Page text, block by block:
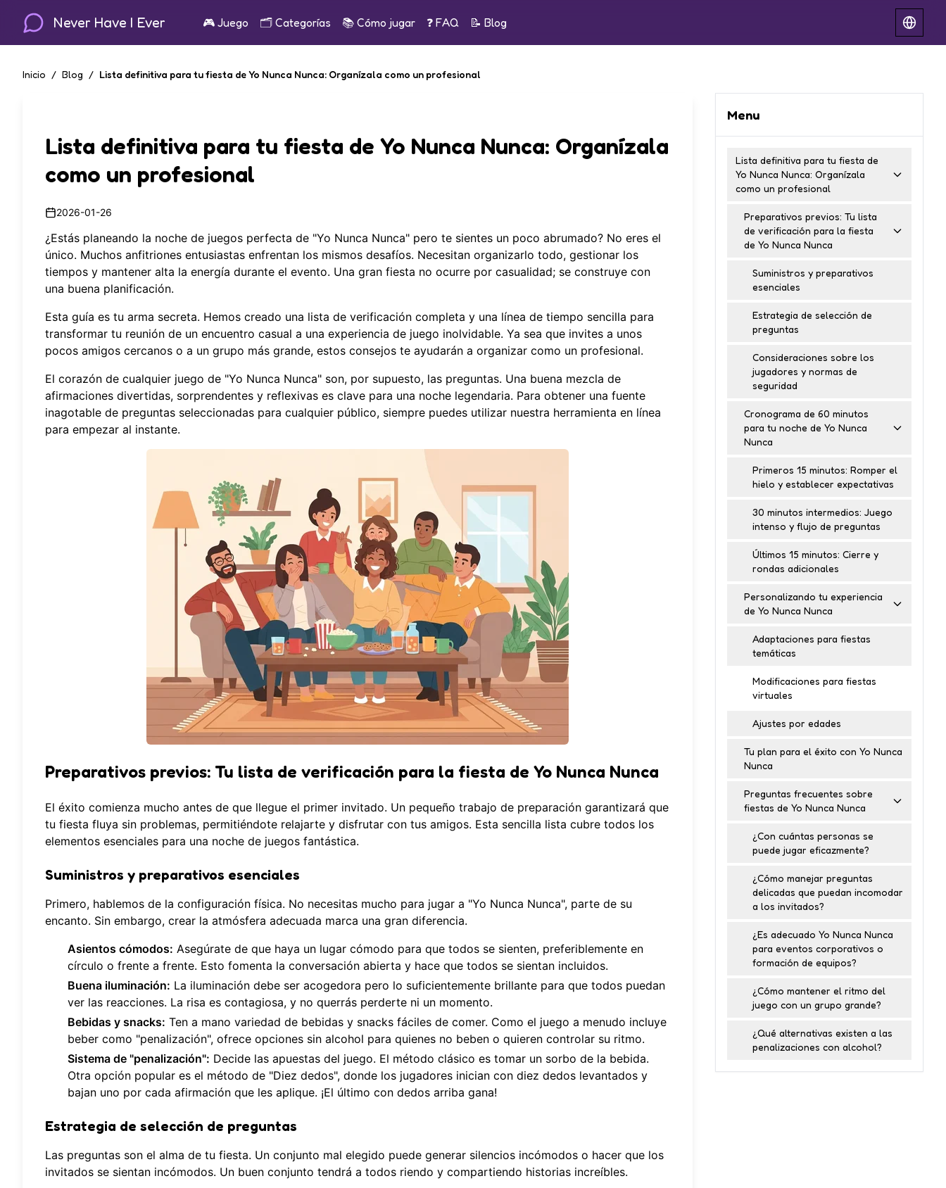
Never Have I Ever 🎮Juego 🗂️Categorías 📚Cómo jugar ❓ FAQ 📝Blog
Inicio / Blog / Lista definitiva para tu fiesta de Yo Nunca Nunca: Organízala como un profesional
Lista definitiva para tu fiesta de Yo Nunca Nunca: Organízala
como un profesional
2026-01-26
¿Estás planeando la noche de juegos perfecta de "Yo Nunca Nunca" pero te sientes un poco abrumado? No eres el
único. Muchos anfitriones entusiastas enfrentan los mismos desafíos. Necesitan organizarlo todo, gestionar los
tiempos y mantener alta la energía durante el evento. Una gran fiesta no ocurre por casualidad; se construye con
una buena planificación.
Esta guía es tu arma secreta. Hemos creado una lista de verificación completa y una línea de tiempo sencilla para
transformar tu reunión de un encuentro casual a una experiencia de juego inolvidable. Ya sea que invites a unos
pocos amigos cercanos o a un grupo más grande, estos consejos te ayudarán a organizar como un profesional.
El corazón de cualquier juego de "Yo Nunca Nunca" son, por supuesto, las preguntas. Una buena mezcla de
afirmaciones divertidas, sorprendentes y reflexivas es clave para una noche legendaria. Para obtener una fuente
inagotable de preguntas seleccionadas para cualquier público, siempre puedes utilizar nuestra herramienta en línea
para empezar al instante.
Preparativos previos: Tu lista de verificación para la fiesta de Yo Nunca Nunca
El éxito comienza mucho antes de que llegue el primer invitado. Un pequeño trabajo de preparación garantizará que
tu fiesta fluya sin problemas, permitiéndote relajarte y disfrutar con tus amigos. Esta sencilla lista cubre todos los
elementos esenciales para una noche de juegos fantástica.
Suministros y preparativos esenciales
Primero, hablemos de la configuración física. No necesitas mucho para jugar a "Yo Nunca Nunca", parte de su
encanto. Sin embargo, crear la atmósfera adecuada marca una gran diferencia.
Asientos cómodos: Asegúrate de que haya un lugar cómodo para que todos se sienten, preferiblemente en
círculo o frente a frente. Esto fomenta la conversación abierta y hace que todos se sientan incluidos.
Buena iluminación: La iluminación debe ser acogedora pero lo suficientemente brillante para que todos puedan
ver las reacciones. La risa es contagiosa, y no querrás perderte ni un momento.
Bebidas y snacks: Ten a mano variedad de bebidas y snacks fáciles de comer. Como el juego a menudo incluye
beber como "penalización", ofrece opciones sin alcohol para quienes no beben o quieren controlar su ritmo.
Sistema de "penalización": Decide las apuestas del juego. El método clásico es tomar un sorbo de la bebida.
Otra opción popular es el método de "Diez dedos", donde los jugadores inician con diez dedos levantados y
bajan uno por cada afirmación que les aplique. ¡El último con dedos arriba gana!
Estrategia de selección de preguntas
Las preguntas son el alma de tu fiesta. Un conjunto mal elegido puede generar silencios incómodos o hacer que los
invitados se sientan incómodos. Un buen conjunto tendrá a todos riendo y compartiendo historias increíbles.
Menu
Lista definitiva para tu fiesta de
Yo Nunca Nunca: Organízala
como un profesional
Preparativos previos: Tu lista
de verificación para la fiesta
de Yo Nunca Nunca
Suministros y preparativos
esenciales
Estrategia de selección de
preguntas
Consideraciones sobre los
jugadores y normas de
seguridad
Cronograma de 60 minutos
para tu noche de Yo Nunca
Nunca
Primeros 15 minutos: Romper el
hielo y establecer expectativas
30 minutos intermedios: Juego
intenso y flujo de preguntas
Últimos 15 minutos: Cierre y
rondas adicionales
Personalizando tu experiencia
de Yo Nunca Nunca
Adaptaciones para fiestas
temáticas
Modificaciones para fiestas
virtuales
Ajustes por edades
Tu plan para el éxito con Yo Nunca
Nunca
Preguntas frecuentes sobre
fiestas de Yo Nunca Nunca
¿Con cuántas personas se
puede jugar eficazmente?
¿Cómo manejar preguntas
delicadas que puedan incomodar
a los invitados?
¿Es adecuado Yo Nunca Nunca
para eventos corporativos o
formación de equipos?
¿Cómo mantener el ritmo del
juego con un grupo grande?
¿Qué alternativas existen a las
penalizaciones con alcohol?